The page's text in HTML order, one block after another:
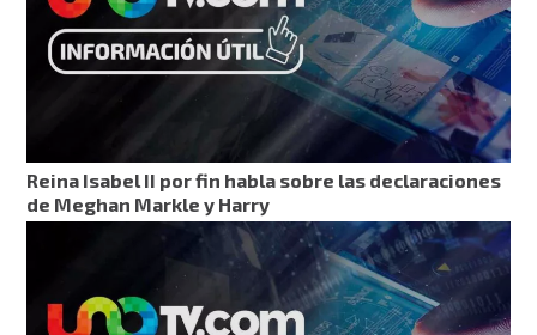
Reina Isabel II por fin habla sobre las declaraciones
de Meghan Markle y Harry